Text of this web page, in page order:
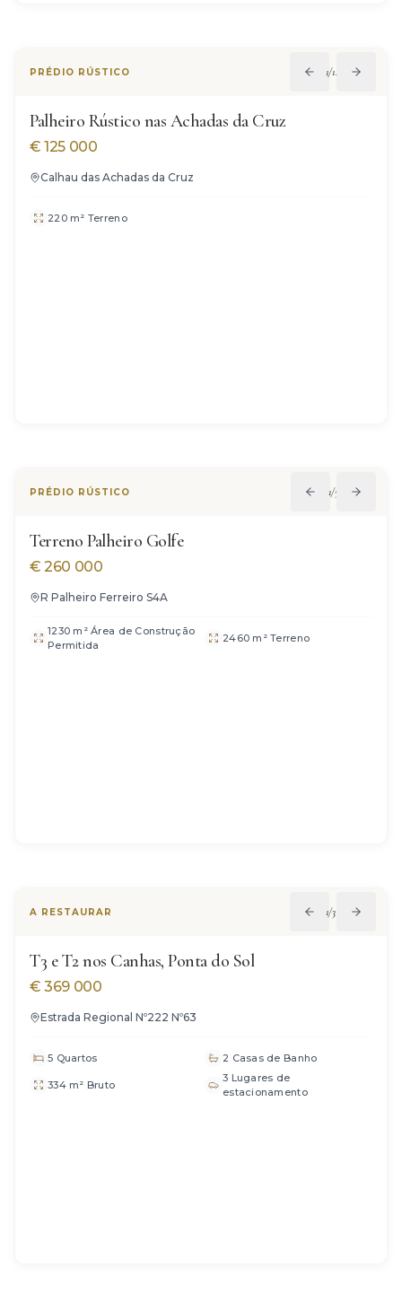
PRÉDIO RÚSTICO 1/14
Palheiro Rústico nas Achadas da Cruz
€125 000
Calhau das Achadas da Cruz
220 m² Terreno
PRÉDIO RÚSTICO 1/5
Terreno Palheiro Golfe
€260 000
R Palheiro Ferreiro S4A
1230 m² Área de Construção
Permitida
2460 m² Terreno
VENDIDO
A RESTAURAR 1/32
T3 e T2 nos Canhas, Ponta do Sol
€369 000
Estrada Regional Nº222 Nº63
5 Quartos 2 Casas de Banho
334 m² Bruto
3 Lugares de
estacionamento